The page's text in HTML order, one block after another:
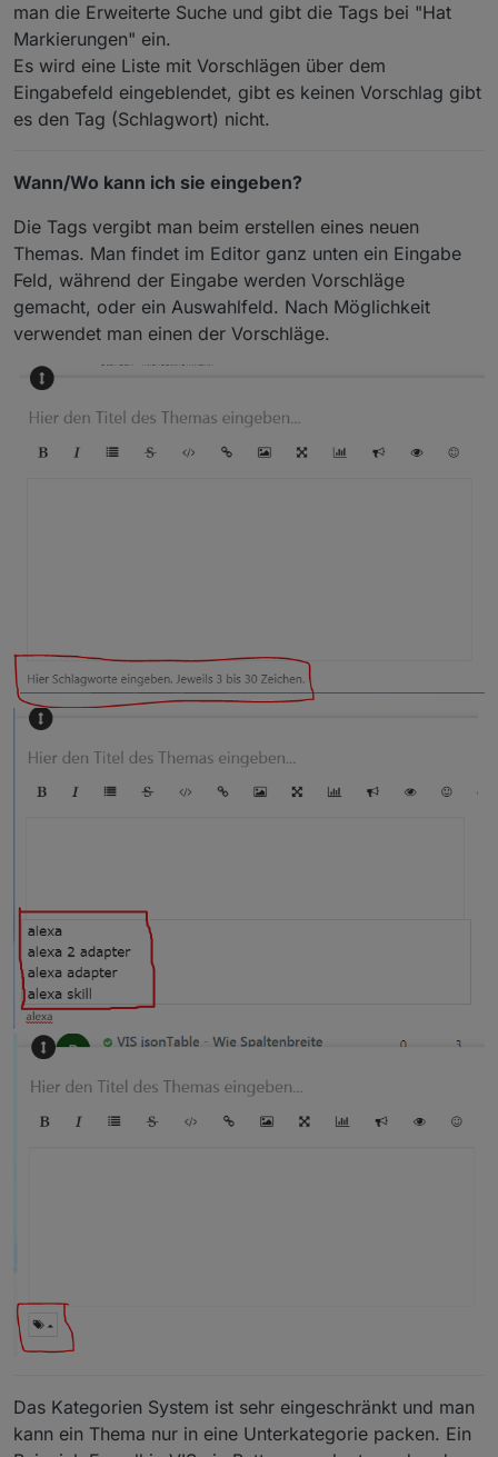
man die Erweiterte Suche und gibt die Tags bei "Hat
Markierungen" ein.
Es wird eine Liste mit Vorschlägen über dem
Eingabefeld eingeblendet, gibt es keinen Vorschlag gibt
es den Tag (Schlagwort) nicht.
Wann/Wo kann ich sie eingeben?
Die Tags vergibt man beim erstellen eines neuen
Themas. Man findet im Editor ganz unten ein Eingabe
Feld, während der Eingabe werden Vorschläge
gemacht, oder ein Auswahlfeld. Nach Möglichkeit
verwendet man einen der Vorschläge.
Das Kategorien System ist sehr eingeschränkt und man
kann ein Thema nur in eine Unterkategorie packen. Ein